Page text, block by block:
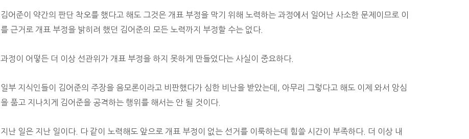
김어준이 약간의 판단 착오를 했다고 해도 그것은 개표 부정을 막기 위해 노력하는 과정에서 일어난 사소한 문제이므로 이
를 근거로 개표 부정을 밝히려 했던 김어준의 모든 노력까지 부정할 수는 없다.
과정이 어떻든 더 이상 선관위가 개표 부정을 하지 못하게 만들었다는 사실이 중요하다.
일부 지식인들이 김어준의 주장을 음모론이라고 비판했다가 심한 비난을 받았는데, 아무리 그렇다고 해도 이제 와서 앙심
을 품고 지나치게 김어준을 공격하는 행위를 해서는 안 될 것이다.
지난 일은 지난 일이다. 다 같이 노력해도 앞으로 개표 부정이 없는 선거를 이룩하는데 힘쓸 시간이 부족하다.
더 이상 내